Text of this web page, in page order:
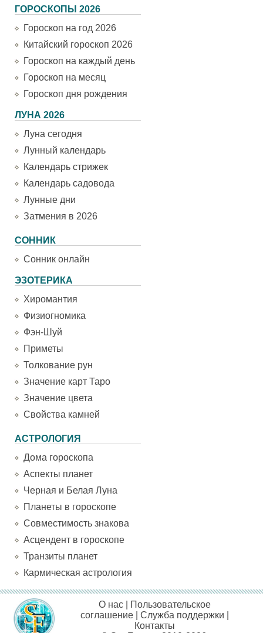
ГОРОСКОПЫ 2026
Гороскоп на год 2026
Китайский гороскоп 2026
Гороскоп на каждый день
Гороскоп на месяц
Гороскоп дня рождения
ЛУНА 2026
Луна сегодня
Лунный календарь
Календарь стрижек
Календарь садовода
Лунные дни
Затмения в 2026
СОННИК
Сонник онлайн
ЭЗОТЕРИКА
Хиромантия
Физиогномика
Фэн-Шуй
Приметы
Толкование рун
Значение карт Таро
Значение цвета
Свойства камней
АСТРОЛОГИЯ
Дома гороскопа
Аспекты планет
Черная и Белая Луна
Планеты в гороскопе
Совместимость знакова
Асцендент в гороскопе
Транзиты планет
Кармическая астрология
О нас
Пользовательское
соглашение |Служба поддержки
Контакты